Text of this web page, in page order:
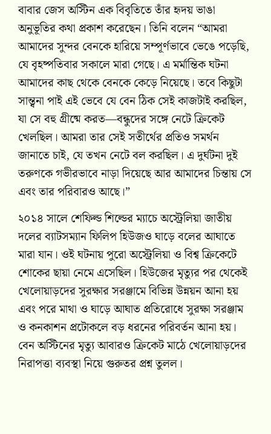
বাবার জেস অস্টিন এক বিবৃতিতে তাঁর হৃদয় ভাঙা
অনুভূতির কথা প্রকাশ করেছেন। তিনি বলেন “আমরা
আমাদের সুন্দর বেনকে হারিয়ে সম্পূর্ণভাবে ভেঙে পড়েছি,
যে বৃহষ্পতিবার সকালে মারা গেছে। এ মর্মান্তিক ঘটনা
আমাদের কাছ থেকে বেনকে কেড়ে নিয়েছে। তবে কিছুটা
সান্ত্বনা পাই এই ভেবে যে বেন ঠিক সেই কাজটাই করছিল,
যা সে বহু গ্রীষ্মে করত—বন্ধুদের সঙ্গে নেটে ক্রিকেট
খেলছিল। আমরা তার সেই সতীর্থের প্রতিও সমর্থন
জানাতে চাই, যে তখন নেটে বল করছিল। এ দুর্ঘটনা দুই
তরুণকে গভীরভাবে নাড়া দিয়েছে আর আমাদের চিন্তায় সে
এবং তার পরিবারও আছে।”
২০১৪ সালে শেফিল্ড শিল্ডের ম্যাচে অস্ট্রেলিয়া জাতীয়
দলের ব্যাটসম্যান ফিলিপ হিউজও ঘাড়ে বলের আঘাতে
মারা যান। ওই ঘটনায় পুরো অস্ট্রেলিয়া ও বিশ্ব ক্রিকেটে
শোকের ছায়া নেমে এসেছিল। হিউজের মৃত্যুর পর থেকেই
খেলোয়াড়দের সুরক্ষার সরঞ্জামে বিভিন্ন উন্নয়ন আনা হয়
এবং পরে মাথা ও ঘাড়ে আঘাত প্রতিরোধে সুরক্ষা সরঞ্জাম
ও কনকাশন প্রটোকলে বড় ধরনের পরিবর্তন আনা হয়।
বেন অস্টিনের মৃত্যু আবারও ক্রিকেট মাঠে খেলোয়াড়দের
নিরাপত্তা ব্যবস্থা নিয়ে গুরুতর প্রশ্ন তুলল।